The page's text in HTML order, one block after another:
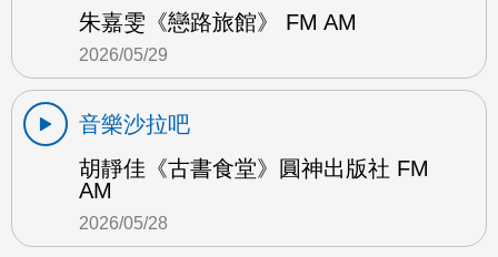
朱嘉雯《戀路旅館》 FM AM
2026/05/29
音樂沙拉吧
胡靜佳《古書食堂》圓神出版社 FM
AM
2026/05/28